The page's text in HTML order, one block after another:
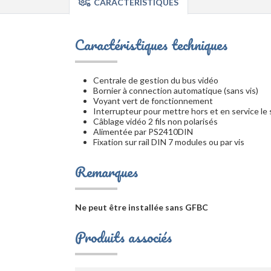
CARACTÉRISTIQUES
Caractéristiques techniques
Centrale de gestion du bus vidéo
Bornier à connection automatique (sans vis)
Voyant vert de fonctionnement
Interrupteur pour mettre hors et en service le
Câblage vidéo 2 fils non polarisés
Alimentée par PS2410DIN
Fixation sur rail DIN 7 modules ou par vis
Remarques
Ne peut être installée sans GFBC
Produits associés